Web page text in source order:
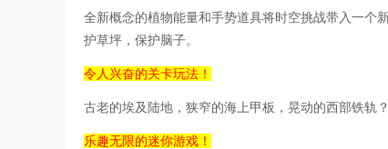
全新概念的植物能量和手势道具将时空挑战带入一个
护草坪，保护脑子。
令人兴奋的关卡玩法！
古老的埃及陆地，狭窄的海上甲板，晃动的西部铁轨
乐趣无限的迷你游戏！